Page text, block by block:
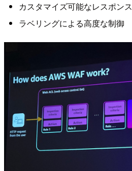
カスタマイズ可能なレスポンス
ラベリングによる高度な制御